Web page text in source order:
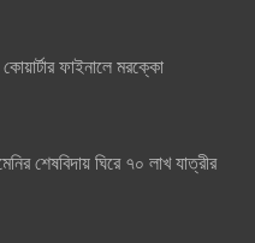
ফাইনালে মরক্কো
শেষবিদায় ঘিরে ৭০ লাখ যাত্রীর